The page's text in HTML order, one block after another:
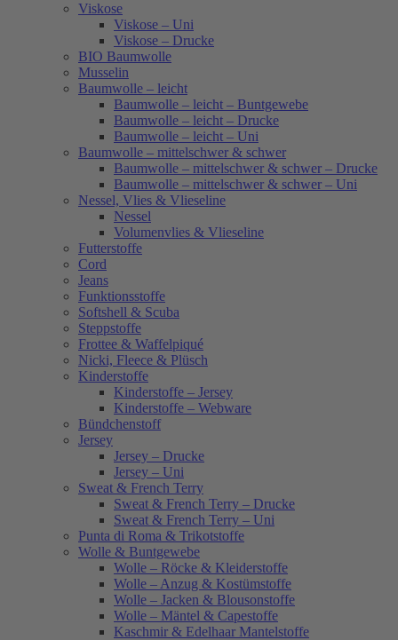
Viskose
Viskose – Uni
Viskose – Drucke
BIO Baumwolle
Musselin
Baumwolle – leicht
Baumwolle – leicht – Buntgewebe
Baumwolle – leicht – Drucke
Baumwolle – leicht – Uni
Baumwolle – mittelschwer & schwer
Baumwolle – mittelschwer & schwer – Drucke
Baumwolle – mittelschwer & schwer – Uni
Nessel, Vlies & Vlieseline
Nessel
Volumenvlies & Vlieseline
Futterstoffe
Cord
Jeans
Funktionsstoffe
Softshell & Scuba
Steppstoffe
Frottee & Waffelpiqué
Nicki, Fleece & Plüsch
Kinderstoffe
Kinderstoffe – Jersey
Kinderstoffe – Webware
Bündchenstoff
Jersey
Jersey – Drucke
Jersey – Uni
Sweat & French Terry
Sweat & French Terry – Drucke
Sweat & French Terry – Uni
Punta di Roma & Trikotstoffe
Wolle & Buntgewebe
Wolle – Röcke & Kleiderstoffe
Wolle – Anzug & Kostümstoffe
Wolle – Jacken & Blousonstoffe
Wolle – Mäntel & Capestoffe
Kaschmir & Edelhaar Mantelstoffe